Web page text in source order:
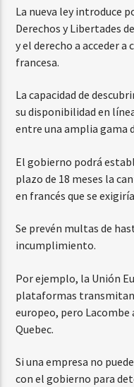
La nueva ley introduce
Derechos y Libertades
y el derecho a acceder
francesa.
La capacidad de
su disponibilidad en
entre una amplia gama
El gobierno podrá
plazo de 18 meses la
en francés que se
Se prevén multas de
incumplimiento.
Por ejemplo, la Unión
plataformas
europeo, pero Lacombe
Quebec.
Si una empresa no
con el gobierno para